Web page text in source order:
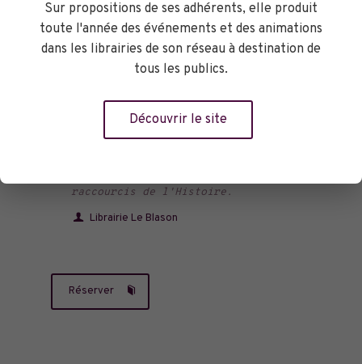
souvenir.Mille visages d'Aix-en-
Provenceinvite le lecteur à une
promenade-découverte à travers
l'histoire de la ville. Cette mosaïque
tous les particularismes qui forment
raccourcis de l'Histoire.
Librairie Le Blason
Réserver
Sur propositions de ses adhérents, elle produit
toute l'année des événements et des animations
dans les librairies de son réseau à destination de
tous les publics.
Découvrir le site